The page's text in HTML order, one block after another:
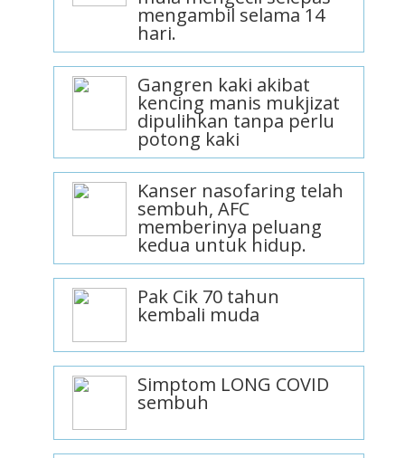
mengambil selama 14
hari.
Gangren kaki akibat
kencing manis mukjizat
dipulihkan tanpa perlu
potong kaki
Kanser nasofaring telah
sembuh, AFC
memberinya peluang
kedua untuk hidup.
Pak Cik 70 tahun
kembali muda
Simptom LONG COVID
sembuh